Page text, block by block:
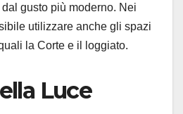
gusto più moderno. Nei
utilizzare anche gli spazi
la Corte e il loggiato.
Luce